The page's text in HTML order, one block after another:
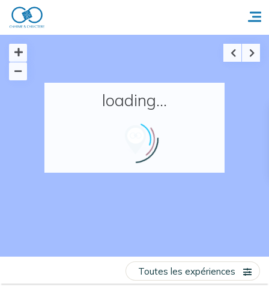
Accueil
Nos adresses en France
loading...
Toutes les expériences